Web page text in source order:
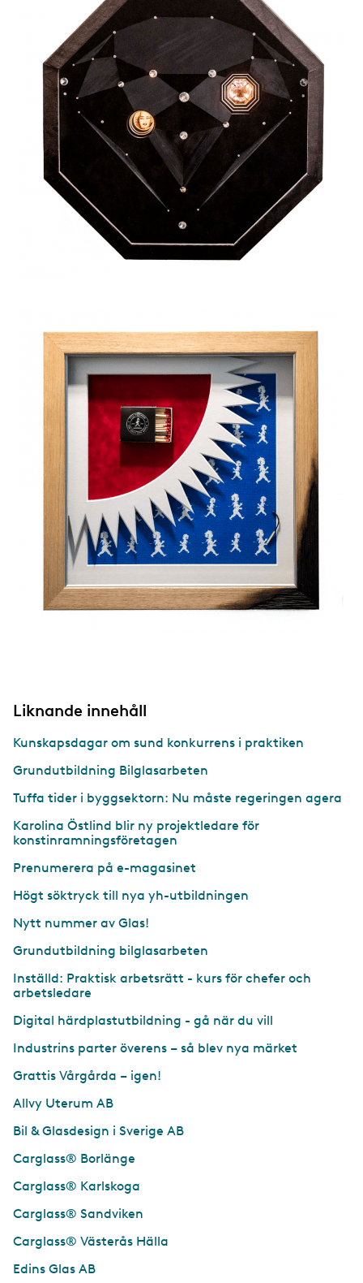
Liknande innehåll
Kunskapsdagar om sund konkurrens i praktiken
Grundutbildning Bilglasarbeten
Tuffa tider i byggsektorn: Nu måste regeringen agera
Karolina Östlind blir ny projektledare för
konstinramningsföretagen
Prenumerera på e-magasinet
Högt söktryck till nya yh-utbildningen
Nytt nummer av Glas!
Grundutbildning bilglasarbeten
Inställd: Praktisk arbetsrätt - kurs för chefer och
arbetsledare
Digital härdplastutbildning - gå när du vill
Industrins parter överens – så blev nya märket
Grattis Vårgårda – igen!
Allvy Uterum AB
Bil & Glasdesign i Sverige AB
Carglass® Borlänge
Carglass® Karlskoga
Carglass® Sandviken
Carglass® Västerås Hälla
Edins Glas AB